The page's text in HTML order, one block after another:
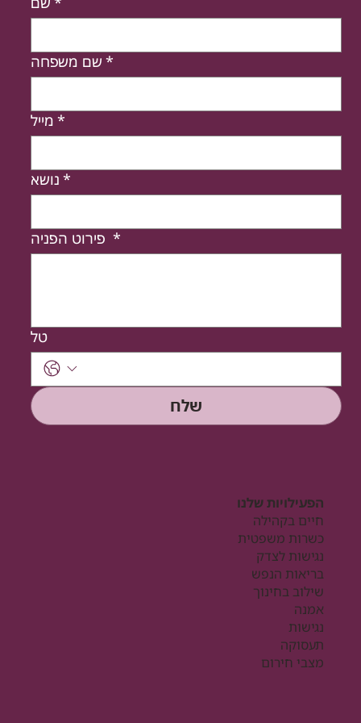
שם משפחה *
מייל *
נושא *
*
טל
שלח
הפעילויות שלנו
חיים בקהילה
כשרות משפטית
נגישות לצדק
בריאות הנפש
שילוב בחינוך
אמנה
נגישות
תעסוקה
מצבי חירום